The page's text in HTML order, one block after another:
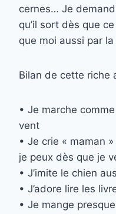
cernes… Je
qu’il sort dès que
que moi aussi par
Bilan de cette riche
• Je marche
vent
• Je crie « maman
je peux dès que je
• J’imite le chien
• J’adore lire les
• Je mange